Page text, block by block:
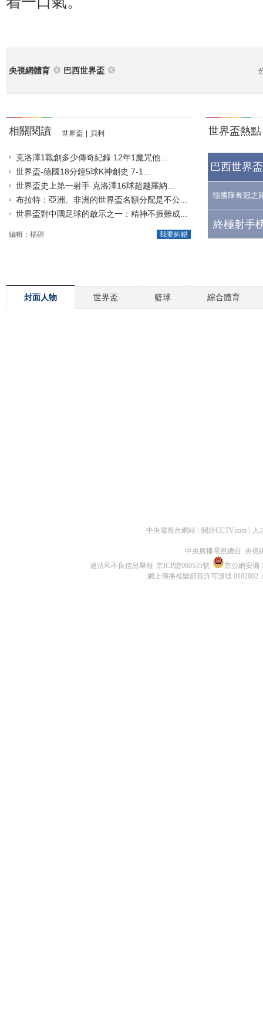
央視網體育 巴西世界盃
相關閱讀 世界盃 貝利
克洛澤1戰創多少傳奇紀錄 12年1魔咒他...
世界盃-德國18分鐘5球K神創史 7-1...
世界盃史上第一射手 克洛澤16球超越羅納...
布拉特：亞洲、非洲的世界盃名額分配是不公...
世界盃對中國足球的啟示之一：精神不振難成...
我要糾錯
編輯：楊碩
世界盃熱點
巴西世界
德國隊奪冠之
終極射手
封面人物 世界盃 籃球 綜合體育
中央電視台網站 關於CCTV.com 人
中央廣播電視總台 央視
違法和不良信息舉報 京ICP證060535號
京公網安備
網上傳播視聽節目許可證號 0102002